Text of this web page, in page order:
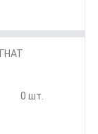
0 шт.